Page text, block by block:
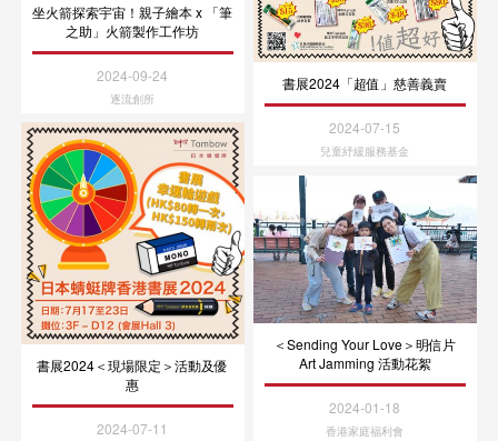
坐火箭探索宇宙！親子繪本 x 「筆
之助」火箭製作工作坊
2024-09-24
逐流創所
書展2024「超值」慈善義賣
2024-07-15
兒童紓緩服務基金
書展2024＜現場限定＞活動及優
惠
2024-07-11
＜Sending Your Love＞明信片
Art Jamming 活動花絮
2024-01-18
香港家庭福利會